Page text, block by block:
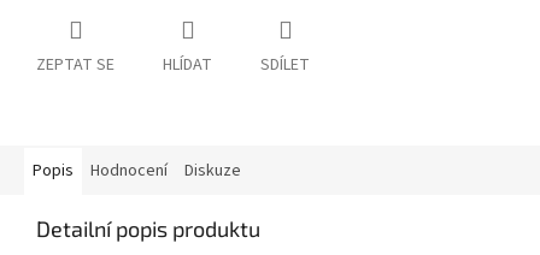
ZEPTAT SE HLÍDAT SDÍLET
Popis Hodnocení Diskuze
Detailní popis produktu